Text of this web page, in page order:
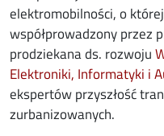
elektromobilności,o
współprowadzony przez
prodziekana ds. rozwoju
Elektroniki, Informatyki i
ekspertów przyszłość
zurbanizowanych.